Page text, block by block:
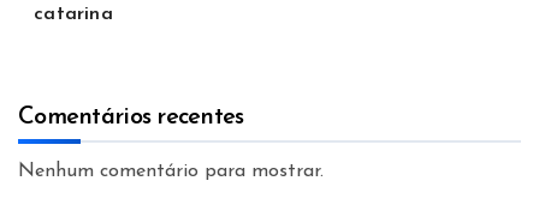
catarina
Comentários recentes
Nenhum comentário para mostrar.